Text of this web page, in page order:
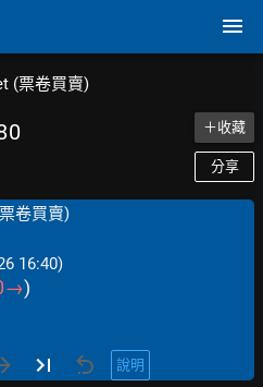
(票卷買賣)
＋收藏
分享
卷買賣)
16:40)
→)
說明